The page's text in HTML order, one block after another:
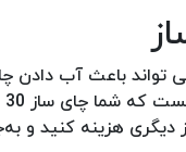
باعث آب دادن
ناچیز دیگری هزینه